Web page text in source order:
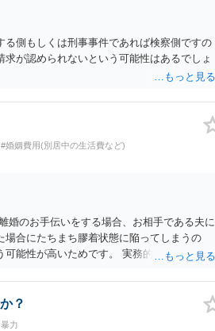
側もしくは刑事事件であれば検察側ですの
が認められないという可能性はあるでしょ
#婚姻費用(別居中の生活費など)
婚のお手伝いをする場合、お相手である夫に
合にたちまち膠着状態に陥ってしまうの
能性が高いためです。 実務的には、ご相談
？
力